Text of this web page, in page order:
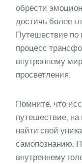
обрести
достичь более
Путешествие по
процесс
внутреннему
просветления.
Помните, что
путешествие,
найти свой
самопознанию.
внутреннему